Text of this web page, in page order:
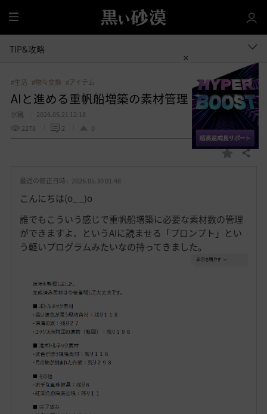
全
体
TIP&攻略
#生活 #物々交換 #アイテム
AIと進める重帆船増築の素材管理（改訂版）
氷鏡
2026.05.21 12:18
2278
2 0
お
り
共有する
最近の修正日時 : 2026.05.30 01:48
こんにちは(o_ _)o
誰でもこういう感じで重帆船増築に必要な素材数の管理
ができますよ、というAIに読ませる「プロンプト」とい
う軽いプログラムみたいなの持ってきました。